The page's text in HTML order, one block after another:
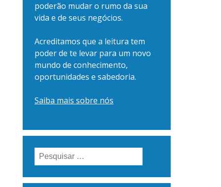
poderão mudar o rumo da sua
vida e de seus negócios.
Acreditamos que a leitura tem
poder de te levar para um novo
mundo de conhecimento,
oportunidades e sabedoria.
Saiba mais sobre nós
Pesquisar
por: